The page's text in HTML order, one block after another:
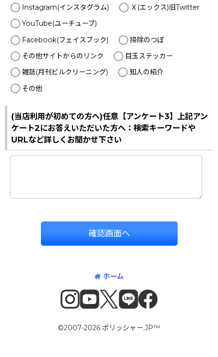
Instagram(インスタグラム)
Ｘ(エックス)旧Twitter
YouTube(ユーチューブ)
Facebook(フェイスブック)
掃除のつぼ
その他サイトからのリンク
目玉ステッカー
雑誌(月刊ビルクリーニング)
知人の紹介
その他
(当店利用が初めての方へ)任意【アンケート3】上記アン
ケート2にお答えいただいた方へ：検索キーワードや
URLなど詳しくお聞かせ下さい
確認画面へ
ホーム
©2007-2026 ポリッシャー.JP™